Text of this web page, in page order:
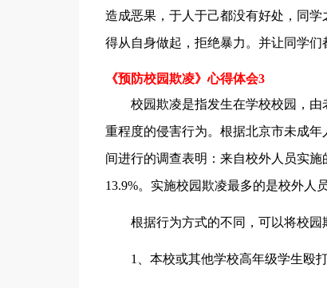
造成恶果，于人于己都没有好处，同
得从自身做起，拒绝暴力。并让同学们
《预防校园欺凌》心得体会3
校园欺凌是指发生在学校校园，由
重程度的侵害行为。根据北京市未成
间进行的调查表明：来自校外人员实
13.9%。实施校园欺凌最多的是校外人
根据行为方式的不同，可以将校园
1、本校或其他学校高年级学生殴打